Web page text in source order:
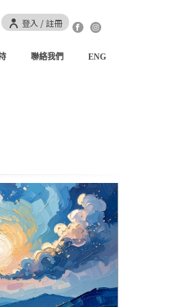
登入 / 註冊
聯絡我們 ENG